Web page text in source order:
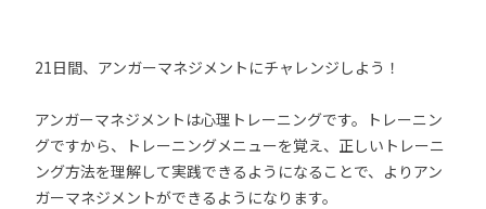
21日間、アンガーマネジメントにチャレンジしよう！
アンガーマネジメントは心理トレーニングです。トレーニン
グですから、トレーニングメニューを覚え、正しいトレーニ
ング方法を理解して実践できるようになることで、よりアン
ガーマネジメントができるようになります。